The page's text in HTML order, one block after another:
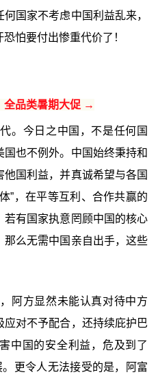
国家不考虑中国利益乱来，
怕要付出惨重代价了！
全品类暑期大促 →
。今日之中国，不是任何国
也不例外。中国始终秉持和
国利益，并真诚希望与各国
”，在平等互利、合作共赢的
有国家执意罔顾中国的核心
么无需中国亲自出手，这些
阿方显然未能认真对待中方
对不予配合，还持续庇护巴
中国的安全利益，危及到了
更令人无法接受的是，阿富